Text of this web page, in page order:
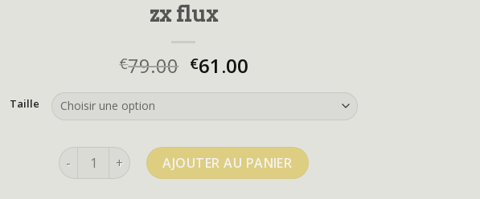
zx flux
€79.00 €61.00
Taille
quantité de zx fluxAJOUTER AU PANIER